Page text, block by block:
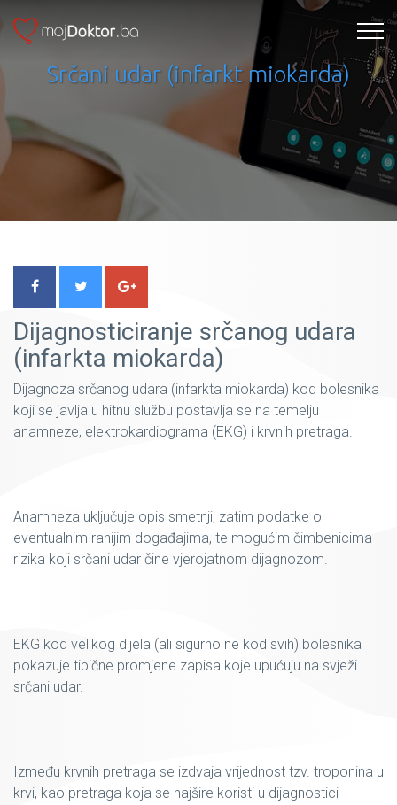
Srčani udar (infarkt miokarda)
Dijagnosticiranje srčanog udara
(infarkta miokarda)
Dijagnoza srčanog udara (infarkta miokarda) kod bolesnika
koji se javlja u hitnu službu postavlja se na temelju
anamneze, elektrokardiograma (EKG) i krvnih pretraga.
Anamneza uključuje opis smetnji, zatim podatke o
eventualnim ranijim događajima, te mogućim čimbenicima
rizika koji srčani udar čine vjerojatnom dijagnozom.
EKG kod velikog dijela (ali sigurno ne kod svih) bolesnika
pokazuje tipične promjene zapisa koje upućuju na svježi
srčani udar.
Između krvnih pretraga se izdvaja vrijednost tzv. troponina u
krvi, kao pretraga koja se najšire koristi u dijagnostici